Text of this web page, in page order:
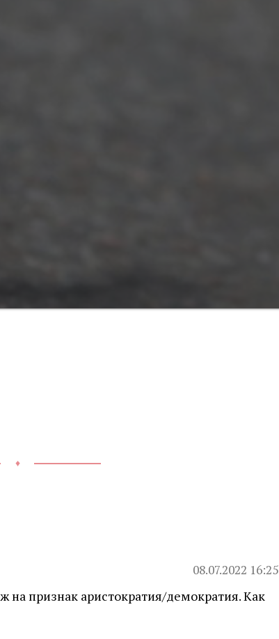
♦
08.07.2022 16:25
на признак аристократия/демократия. Как